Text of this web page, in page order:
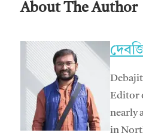
About The Author
Editor
nearly
in